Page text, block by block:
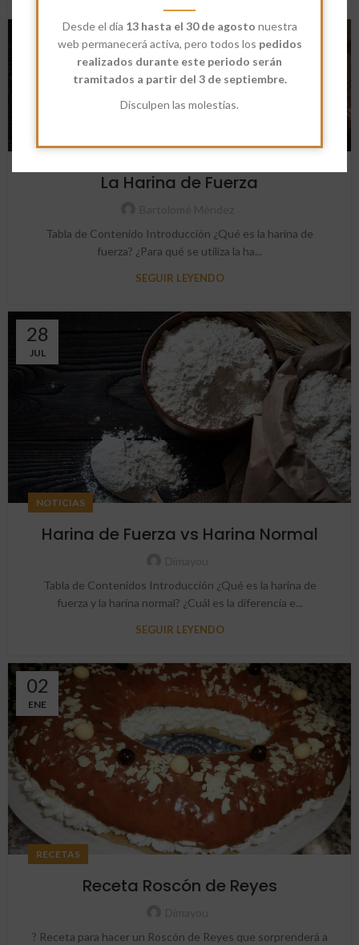
Desde el día 13 hasta el 30 de agosto nuestra
web permanecerá activa, pero todos los pedidos
realizados durante este periodo serán
tramitados a partir del 3 de septiembre.
Disculpen las molestias.
NOTICIAS
La Harina de Fuerza
Tabla de Contenido Introducción ¿Qué es la harina de
fuerza? ¿Para qué se utiliza la ha...
SEGUIR LEYENDO
28
JUL
NOTICIAS
Harina de Fuerza vs Harina Normal
Tabla de Contenidos Introducción ¿Qué es la harina de
fuerza y la harina normal? ¿Cuál es la diferencia e...
SEGUIR LEYENDO
02
ENE
RECETAS
Receta Roscón de Reyes
? Receta para hacer un Roscón de Reyes que sorprenderá a